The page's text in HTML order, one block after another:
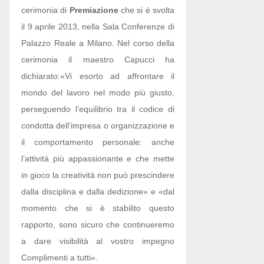
cerimonia di Premiazioneche si è svolta
il 9 aprile 2013, nella Sala Conferenze di
Palazzo Reale a Milano. Nel corso della
cerimonia il maestro Capucci ha
dichiarato:«Vi esorto ad affrontare il
mondo del lavoro nel modo più giusto,
perseguendo l’equilibrio tra il codice di
condotta dell’impresa o organizzazione e
il comportamento personale: anche
l’attività più appassionante e che mette
in gioco la creatività non può prescindere
dalla disciplina e dalla dedizione» e «dal
momento che si è stabilito questo
rapporto, sono sicuro che continueremo
a dare visibilità al vostro impegno
Complimenti a tutti».